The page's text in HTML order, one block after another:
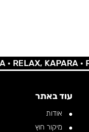
RELAX, KAPARA •
עוד באתר
אודות
מיקור חוץ